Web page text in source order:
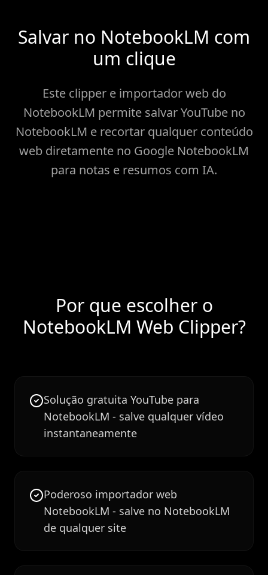
Salvar no NotebookLM com
um clique
Este clipper e importador web do
NotebookLM permite salvar YouTube no
NotebookLM e recortar qualquer conteúdo
web diretamente no Google NotebookLM
para notas e resumos com IA.
Por que escolher o
NotebookLM Web Clipper?
Solução gratuita YouTube para
NotebookLM - salve qualquer vídeo
instantaneamente
Poderoso importador web
NotebookLM - salve no NotebookLM
de qualquer site